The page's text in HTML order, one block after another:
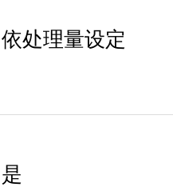
依处理量设定
是